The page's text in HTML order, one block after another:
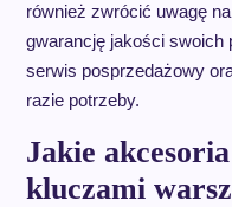
również zwrócić uwagę
gwarancję jakości swoich
serwis posprzedażowy
razie potrzeby.
Jakie
kluczami